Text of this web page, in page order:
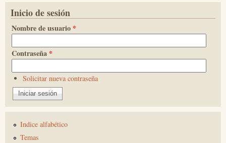
Inicio de sesión
Nombre de usuario *
Contraseña *
Solicitar nueva contraseña
Indice alfabético
Temas